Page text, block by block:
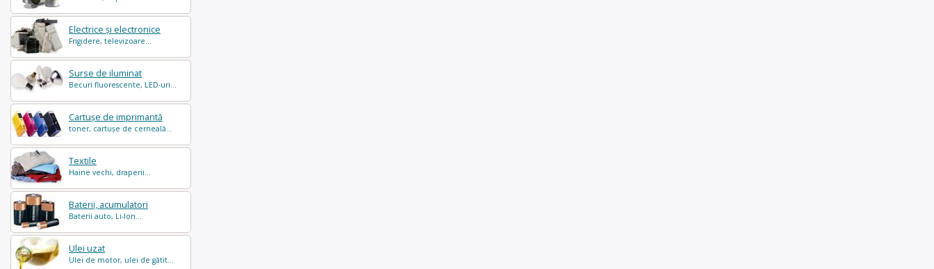
Electrice și electronice
Frigidere, televizoare...
Surse de iluminat
Becuri fluorescente, LED-uri...
Cartușe de imprimantă
toner, cartușe de cerneală...
Textile
Haine vechi, draperii...
Baterii, acumulatori
Baterii auto, Li-Ion...
Ulei uzat
Ulei de motor, ulei de gătit...